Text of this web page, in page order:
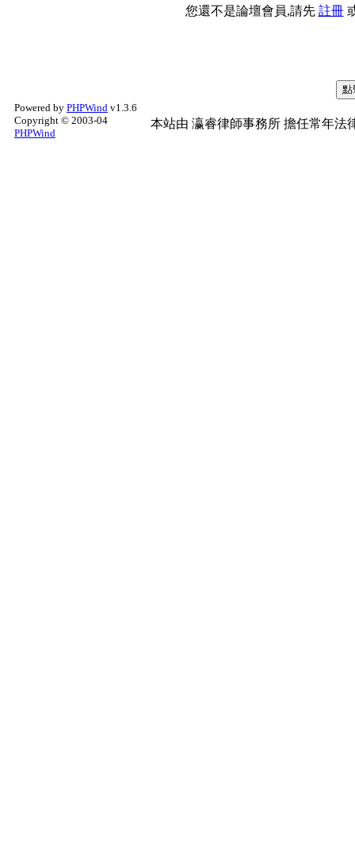
您還不是論壇會員,請先 註冊
Powered by PHPWind v1.3.6
Copyright © 2003-04
PHPWind
本站由 瀛睿律師事務所 擔任常年法